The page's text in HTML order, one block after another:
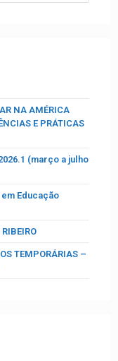
NA AMÉRICA
E PRÁTICAS
(março a julho
Educação
TEMPORÁRIAS –